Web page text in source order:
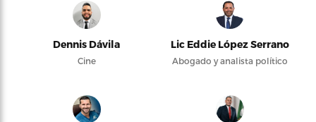
Dennis Dávila
Cine
Lic Eddie López Serrano
Abogado y analista político